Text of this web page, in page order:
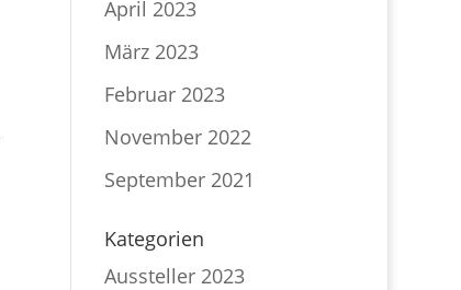
April 2023
März 2023
Februar 2023
November 2022
September 2021
Kategorien
Aussteller 2023